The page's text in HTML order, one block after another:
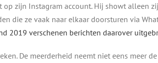
zijn Instagram account. Hij showt alleen
die ze vaak naar elkaar doorsturen via
2019 verschenen berichten daarover
De meerderheid neemt niet eens meer